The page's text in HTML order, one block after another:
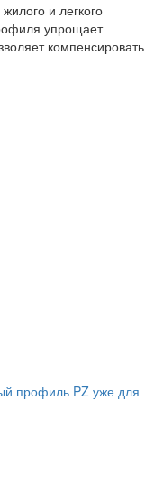
и легкого
упрощает
компенсировать
профиль PZ уже для